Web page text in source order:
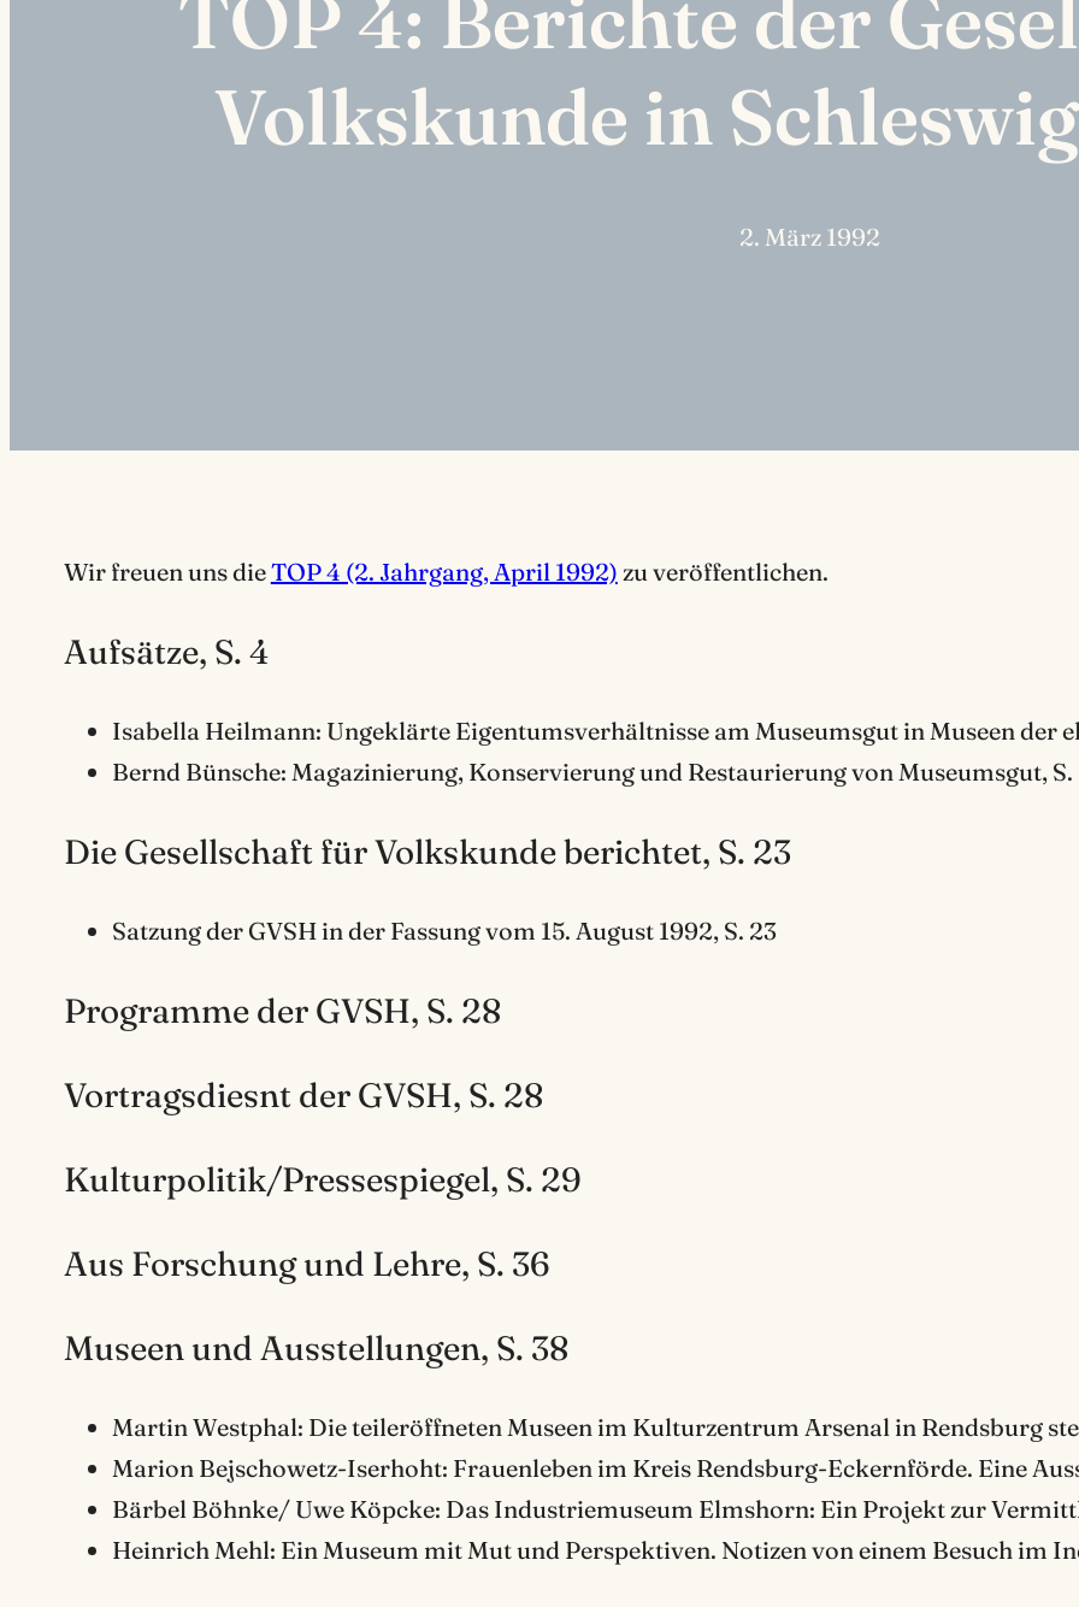
TOP 4: Berichte der
Volkskunde in
2. März 1992
Wir freuen uns dieTOP 4 (2. Jahrgang, April 1992) zu veröffentlichen.
Aufsätze, S. 4
Isabella Heilmann: Ungeklärte Eigentumsverhältnisse am Museumsgut in Museen der
Bernd Bünsche: Magazinierung, Konservierung und Restaurierung von Museumsgut, S.
Die Gesellschaft für Volkskunde berichtet, S. 23
Satzung der GVSH in der Fassung vom 15. August 1992, S. 23
Programme der GVSH, S. 28
Vortragsdiesnt der GVSH, S. 28
Kulturpolitik/Pressespiegel, S. 29
Aus Forschung und Lehre, S. 36
Museen und Ausstellungen, S. 38
Martin Westphal: Die teileröffneten Museen im Kulturzentrum Arsenal in Rendsburg
Marion Bejschowetz-Iserhoht: Frauenleben im Kreis Rendsburg-Eckernförde. Eine
Bärbel Böhnke/ Uwe Köpcke: Das Industriemuseum Elmshorn: Ein Projekt zur
Heinrich Mehl: Ein Museum mit Mut und Perspektiven. Notizen von einem Besuch im